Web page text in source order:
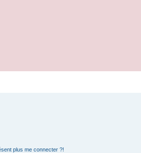
plus me connecter ?!